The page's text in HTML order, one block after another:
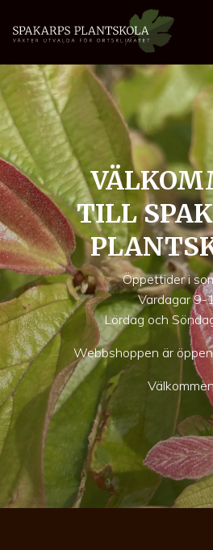
TILL
Öppettider i
Vardagar 9-
Lördag och
Webbshoppen är
Välkommen